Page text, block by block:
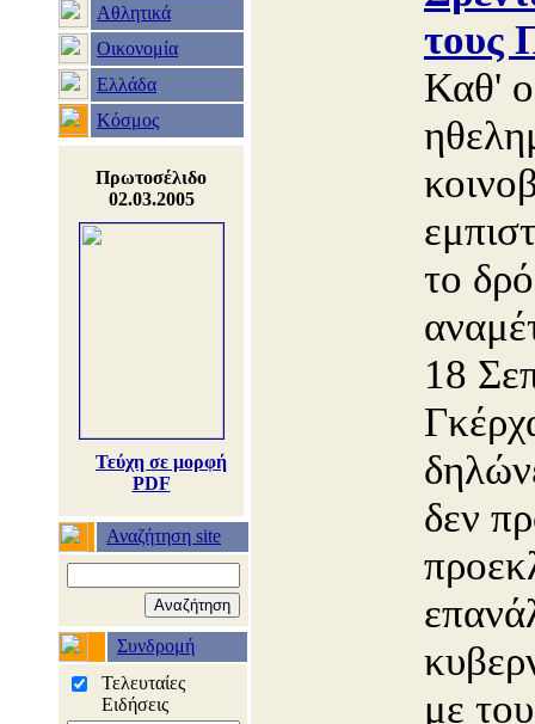
Αθλητικά
Οικονομία
Ελλάδα
Κόσμος
Πρωτοσέλιδο
02.03.2005
Τεύχη σε μορφή
PDF
Αναζήτηση site
Συνδρομή
Τελευταίες
Ειδήσεις
τους
Καθ'
το
18
δεν
με